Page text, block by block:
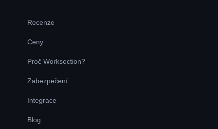
Recenze
Ceny
Proč Worksection?
Zabezpečení
Integrace
Blog